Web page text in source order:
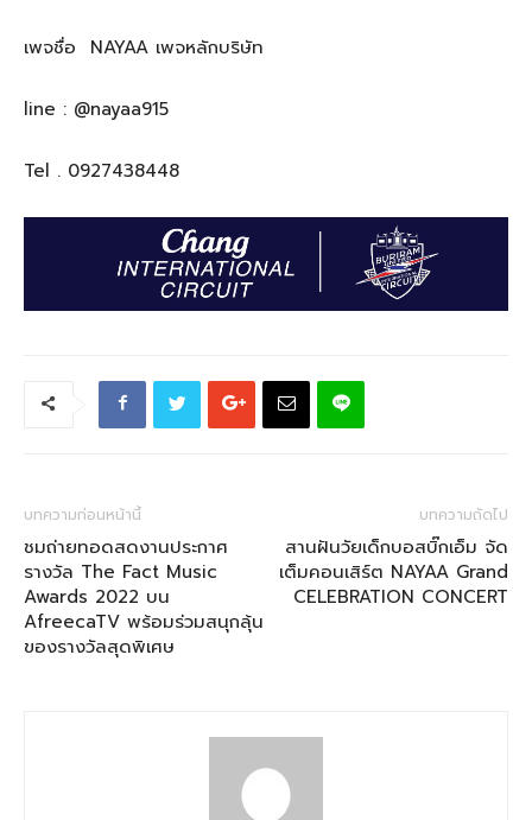
เพจชื่อ NAYAA เพจหลักบริษัท
line : @nayaa915
Tel . 0927438448
บทความก่อนหน้านี้
ชมถ่ายทอดสดงานประกาศ
รางวัล The Fact Music
Awards 2022 บน
AfreecaTV พร้อมร่วมสนุกลุ้น
ของรางวัลสุดพิเศษ
บทความถัดไป
สานฝันวัยเด็กบอสบิ๊กเอ็ม จัด
เต็มคอนเสิร์ต NAYAA Grand
CELEBRATION CONCERT